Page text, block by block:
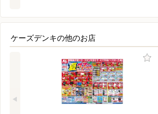
ケーズデンキの他のお店